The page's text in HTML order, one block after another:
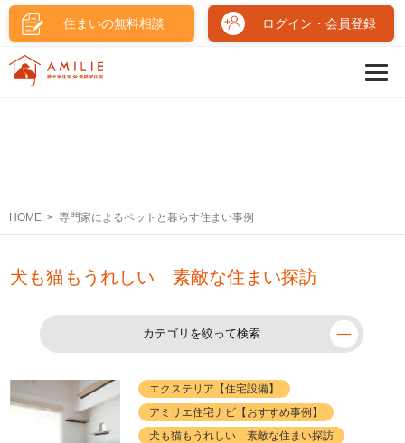
住まいの無料相談 ログイン・会員登録
HOME 専門家によるペットと暮らす住まい事例
犬も猫もうれしい 素敵な住まい探訪
カテゴリを絞って検索
エクステリア【住宅設備】
アミリエ住宅ナビ【おすすめ事例】
犬も猫もうれしい 素敵な住まい探訪